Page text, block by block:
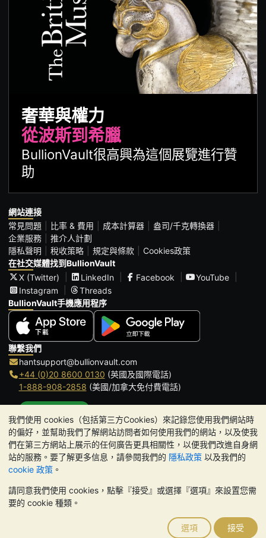
我們使用 cookies（包括第三方Cookies）來記錄您使用我們網站時
的偏好，並幫助我們了解網站訪問者如何使用我們的網站，以及使我
們在第三方網站上展示的任何廣告更具相關性，以便我們改進自身網
站的服務。要了解更多信息，請參閱我們的 隱私政策 以及我們的
cookie 政策 。
請同意我們使用 cookies，點擊『接受』或選擇『選項』來設置您需
要的 cookie 種類。
選項 接受
奢華與權力
從波斯到希臘
BullionVault很高興為這個展覽進行贊
助
網站連接
常見問題
比率 & 費用 成本計算器
盎司/千克轉換器
企業服務
推介人計劃
隱私聲明
稅收策略 規定與條款
Cookies政策
在社交媒體找到BullionVault
X (Twitter)
LinkedIn Facebook
YouTube
Instagram
Threads
BullionVault手機應用程序
聯繫我們
hantsupport@bullionvault.com
+44 (0)20 8600 0130 (英國及國際電話)
1-888-908-2858 (美國/加拿大免付費電話)
辦公時間:
9am to 8:30pm (英國時間), 周一至周五
Galmarley Ltd T/A BullionVault
3 Shortlands (7th Floor)
London
W6 8DA
貴金屬的價值可能下跌也可能上漲。歷史趨勢不能保證未來